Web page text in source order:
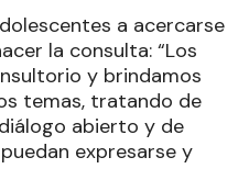
a acercarse
la consulta: “Los
y brindamos
temas, tratando de
abierto y de
expresarse y